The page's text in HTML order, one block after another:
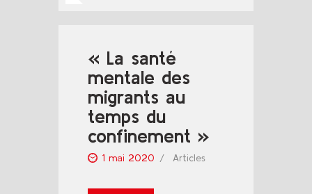
« La santé
mentale des
migrants au
temps du
confinement »
1 mai 2020 Articles